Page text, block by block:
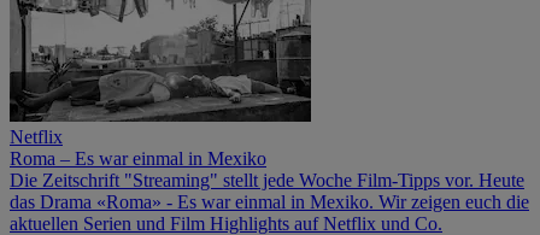
Netflix
Roma – Es war einmal in Mexiko
Die Zeitschrift "Streaming" stellt jede Woche Film-Tipps vor. Heute
das Drama «Roma» - Es war einmal in Mexiko. Wir zeigen euch die
aktuellen Serien und Film Highlights auf Netflix und Co.